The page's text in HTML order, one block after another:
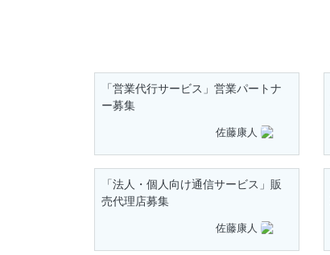
「営業代行サービス」営業パートナ
ー募集
佐藤康人
「法人・個人向け通信サービス」販
売代理店募集
佐藤康人